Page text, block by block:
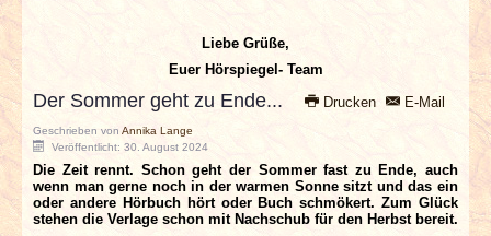
Liebe Grüße,
Euer Hörspiegel- Team
Drucken
E-Mail
Der Sommer geht zu Ende...
Geschrieben von Annika Lange
Veröffentlicht: 30. August 2024
Die Zeit rennt. Schon geht der Sommer fast zu Ende, auch
wenn man gerne noch in der warmen Sonne sitzt und das ein
oder andere Hörbuch hört oder Buch schmökert. Zum Glück
stehen die Verlage schon mit Nachschub für den Herbst bereit.